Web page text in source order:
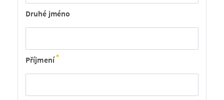
Druhé jméno
Příjmení